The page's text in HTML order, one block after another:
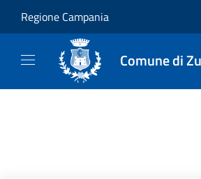
Regione Campania
Comune di